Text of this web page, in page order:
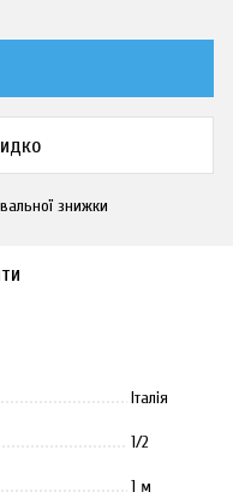
знижки
Італія
1/2
1 м